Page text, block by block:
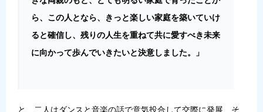
ら、この人となら、きっと楽しい家庭を築いていけ
ると確信し、残りの人生を重ねて共に愛すべき未来
に向かって歩んでいきたいと決意しました。」
と、二人はダンスと音楽の話で意気投合して交際に発展、そ